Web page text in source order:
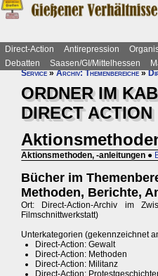
Direct-Action Antirepression
Debatten
Saasen/GI/Mittelhessen
Service»Archiv: Themenbereiche»
ORDNER IM
DIRECT ACTION
Aktionsmethoden, -anleitungen ●
Bücher im
Methoden, Berichte,
Ort: Direct-Action-Archiv im
Filmschnittwerkstatt)
Unterkategorien (gekennzeichnet
Direct-Action: Gewalt
Direct-Action: Methoden
Direct-Action: Militanz